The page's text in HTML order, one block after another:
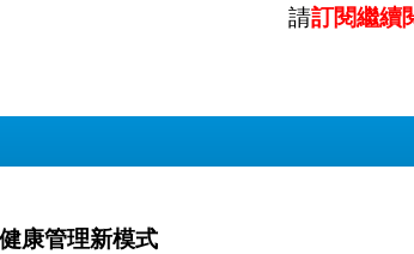
請訂閱繼續
以檢測為本打造健康管理新模式